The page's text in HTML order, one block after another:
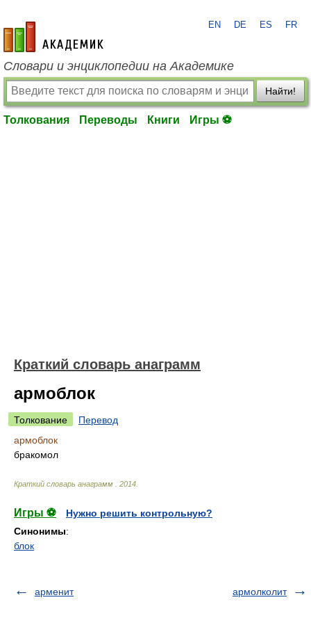
academic.ru
EN DE ES FR
Словари и энциклопедии на Академике
Найти!
Толкования Переводы Книги Игры ⚽
Краткий словарь анаграмм
армоблок
Толкование
Перевод
армоблок
бракомол
Краткий словарь анаграмм 2014
Игры ⚽
Нужно решить контрольную?
Синонимы:
блок
арменит армолколит